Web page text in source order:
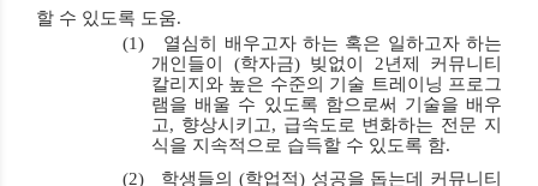
할 수 있도록 도움.
(1)
열심히 배우고자 하는 혹은 일하고자 하는
개인들이
(학자금) 빚없이 2년제 커뮤니티
칼리지 와 높은 수준의 기술 트레이닝 프로그
램을 배울 수 있도록 함으로써 기술을 배우
고, 향상시키고, 급속도로 변화하는 전문 지
식을 지속적으로 습득할 수 있도록 함.
(2)
학생들의 (학업적) 성공을 돕는데 커뮤니티